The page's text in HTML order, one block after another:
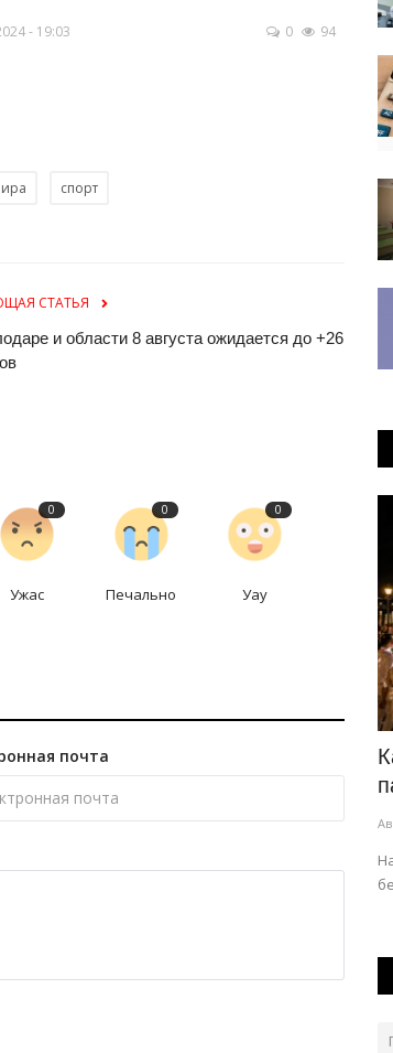
- 19:03 0 94
спорт
СТАТЬЯ
и области 8 августа ожидается до +26
0
Ужас
0
Печально
0
Уау
почта
Инфраструктура
повысит мощность
6, 2026 0 299